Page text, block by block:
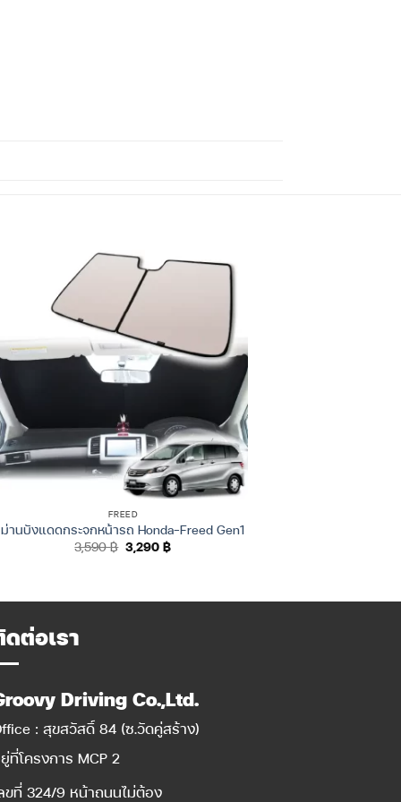
FREED
ม่านบังแดดกระจกหน้ารถ Honda-Freed Gen1
3,590฿ Original
price
3,290฿Current
ต่อเรา
Driving Co.,Ltd.
: สุขสวัสดิ์ 84 (ซ.วัดคู่สร้าง)
ที่โครงการ MCP 2
ขที่ 324/9 หน้าถนนไม่ต้อง